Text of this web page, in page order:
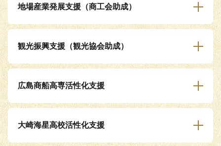
地場産業発展支援（商工会助成）
観光振興支援（観光協会助成）
広島商船高専活性化支援
大崎海星高校活性化支援